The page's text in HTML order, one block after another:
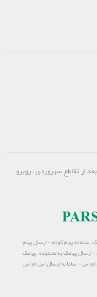
از تقاطع سهروردی ، روبرو
پیام کوتاه - ارسال پیام
پیامک به محدوده – پیامک
اس - سامانه ارسال اس ام اس